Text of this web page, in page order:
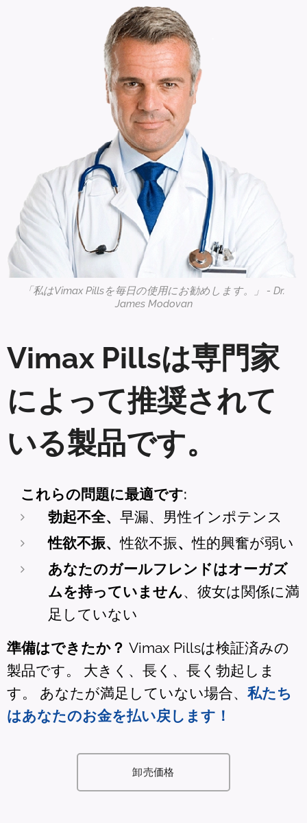
「私はVimax Pillsを毎日の使用にお勧めします。」 - Dr.
James Modovan
Vimax Pillsは専門家
によって推奨されて
いる製品です。
これらの問題に最適です:
勃起不全、 早漏、男性インポテンス
性欲不振、性欲不振、性的興奮が弱い
あなたのガールフレンドはオーガズ
ムを持っていません、彼女は関係に満
足していない
準備はできたか？ Vimax Pillsは検証済みの
製品です。 大きく、長く、長く勃起しま
す。 あなたが満足していない場合、 私たち
はあなたのお金を払い戻します！
卸売価格